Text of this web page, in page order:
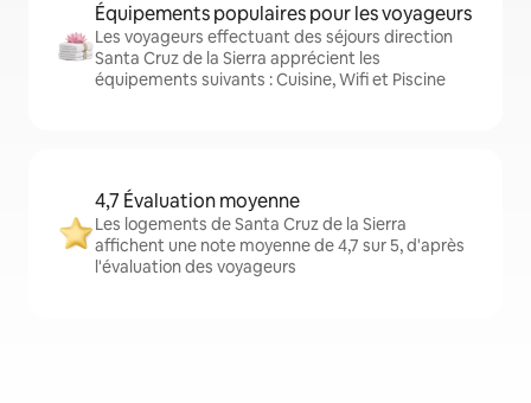
Équipements populaires pour les voyageurs
Les voyageurs effectuant des séjours direction
Santa Cruz de la Sierra apprécient les
équipements suivants : Cuisine, Wifi et Piscine
4,7 Évaluation moyenne
Les logements de Santa Cruz de la Sierra
affichent une note moyenne de 4,7 sur 5, d'après
l'évaluation des voyageurs